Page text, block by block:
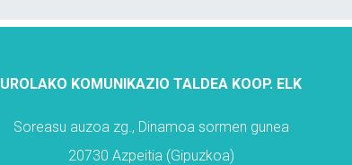
UROLAKO KOMUNIKAZIO TALDEA KOOP. ELK
Soreasu auzoa zg., Dinamoa sormen gunea
20730 Azpeitia (Gipuzkoa)